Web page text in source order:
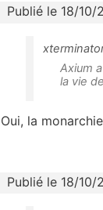
Publié le 18/10/
Axium
la vie
Oui, la
Publié le 18/10/